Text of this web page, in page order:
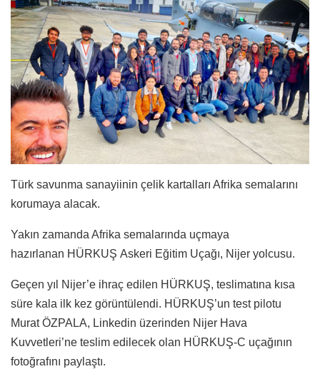
Türk savunma sanayiinin çelik kartalları Afrika semalarını
korumaya alacak.
Yakın zamanda Afrika semalarında uçmaya
hazırlanan HÜRKUŞ Askeri Eğitim Uçağı, Nijer yolcusu.
Geçen yıl Nijer’e ihraç edilen HÜRKUŞ, teslimatına kısa
süre kala ilk kez görüntülendi. HÜRKUŞ’un test pilotu
Murat ÖZPALA, Linkedin üzerinden Nijer Hava
Kuvvetleri’ne teslim edilecek olan HÜRKUŞ-C uçağının
fotoğrafını paylaştı.